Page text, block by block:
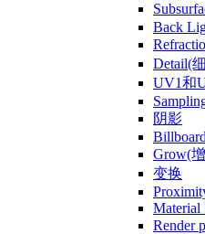
Back
Detail(
UV1和
阴影
Billboard
Grow(
变换
Material
Render